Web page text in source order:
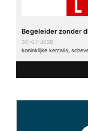
Begeleider zonder
30-07-2026
koninklijke kentalis,